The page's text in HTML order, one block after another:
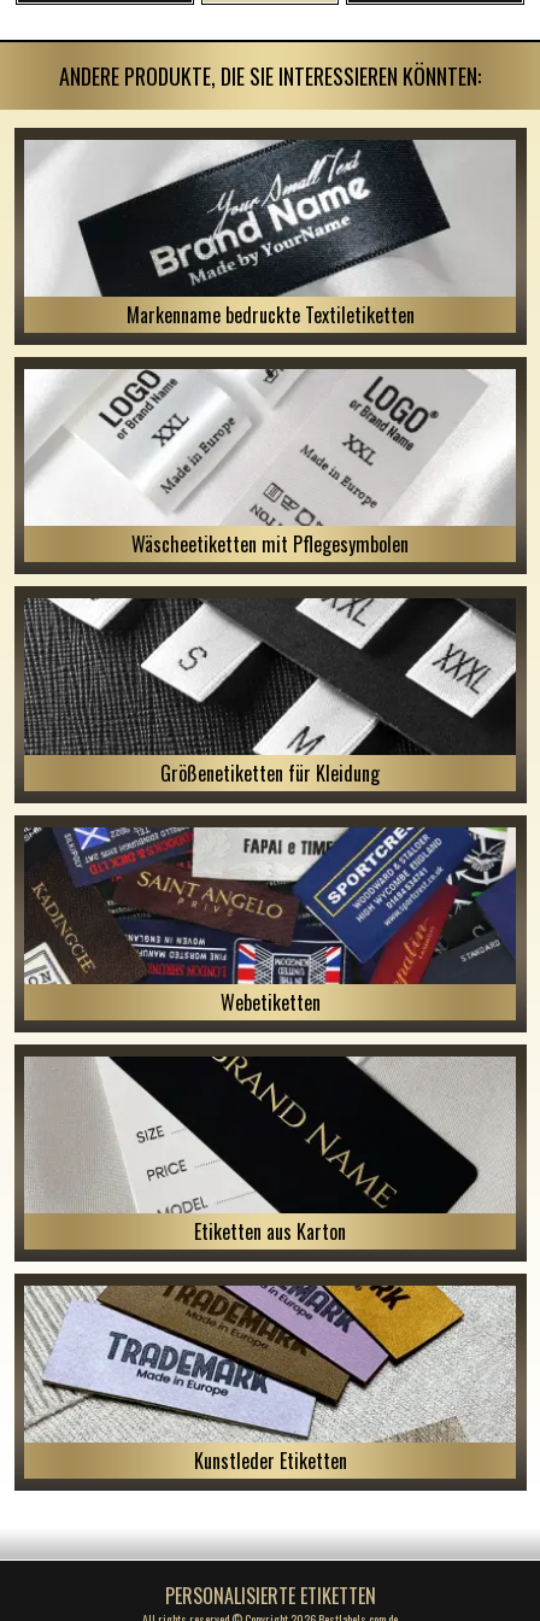
ANDERE PRODUKTE, DIE SIE INTERESSIEREN KÖNNTEN:
Markenname bedruckte Textiletiketten
Wäscheetiketten mit Pflegesymbolen
Größenetiketten für Kleidung
Webetiketten
Etiketten aus Karton
Kunstleder Etiketten
PERSONALISIERTE ETIKETTEN